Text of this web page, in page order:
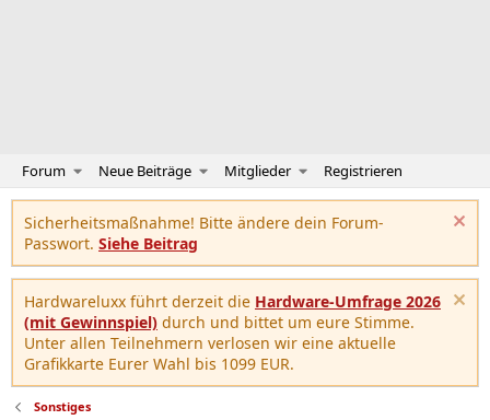
Forum Neue Beiträge Mitglieder Registrieren
Sicherheitsmaßnahme! Bitte ändere dein Forum-
Passwort. Siehe Beitrag
Hardwareluxx führt derzeit die Hardware-Umfrage 2026
(mit Gewinnspiel) durch und bittet um eure Stimme.
Unter allen Teilnehmern verlosen wir eine aktuelle
Grafikkarte Eurer Wahl bis 1099 EUR.
Sonstiges